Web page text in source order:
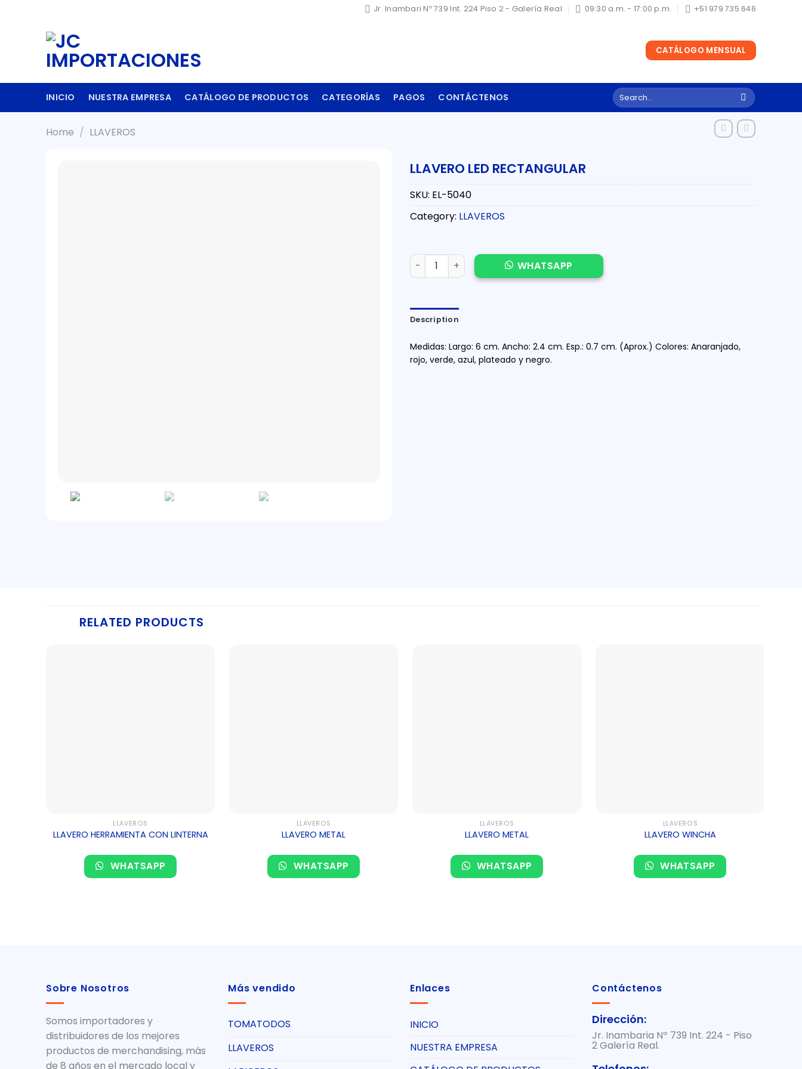
Jr. Inambari Nº 739 Int. 224 Piso 2 - Galería Real 09:30 a.m. - 17:00 p.m. +51 979 735 646
CATÁLOGO MENSUAL
INICIO NUESTRA EMPRESA CATÁLOGO DE PRODUCTOS CATEGORÍAS PAGOS CONTÁCTENOS
Search
for:
Home / LLAVEROS
LLAVERO LED RECTANGULAR
SKU: EL-5040
Category: LLAVEROS
LLAVERO LED RECTANGULAR quantity
WHATSAPP
Description
Medidas: Largo: 6 cm. Ancho: 2.4 cm. Esp.: 0.7 cm. (Aprox.) Colores: Anaranjado,
rojo, verde, azul, plateado y negro.
RELATED PRODUCTS
LLAVEROS
LLAVERO HERRAMIENTA CON LINTERNA
WHATSAPP
LLAVEROS
LLAVERO METAL
WHATSAPP
LLAVEROS
LLAVERO METAL
WHATSAPP
LLAVEROS
LLAVERO WINCHA
WHATSAPP
Sobre Nosotros
Somos importadores y
distribuidores de los mejores
productos de merchandising, más
de 8 años en el mercado local y
Más vendido
TOMATODOS
LLAVEROS
Enlaces
INICIO
NUESTRA EMPRESA
Contáctenos
Dirección:
Jr. Inambaria Nº 739 Int. 224 - Piso
2 Galería Real.